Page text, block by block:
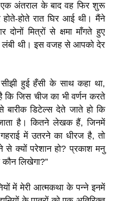
एक अंतराल के बाद वह फिर शुरू
होते रात घिर आई थी। मैंने
मित्रों से क्षमा माँगते हुए
लंबी थी। इस वजह से आपको देर
हुई हँसी के साथ कहा था,
है कि जिस चीज का भी वर्णन करते
डिटेल्स देते जाते हो कि
है। कितने लेखक हैं, जिनमें
में उतरने का धीरज है, तो
से क्यों परेशान हो? प्रकाश मनु
कौन लिखेगा?”
में मेरी आत्मकथा के पन्ने इनमें